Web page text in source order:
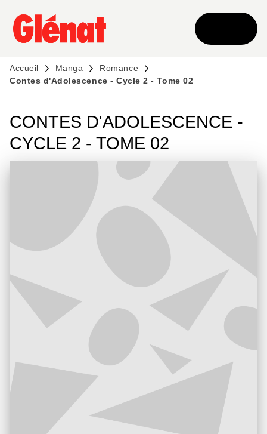
MENU RECHERCHE CONTENU
PIED DE PAGE
Accueil Manga
Romance
Contes d'Adolescence - Cycle 2 - Tome 02
CONTES D'ADOLESCENCE -
CYCLE 2 - TOME 02